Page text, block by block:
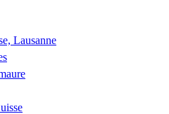
Lausanne